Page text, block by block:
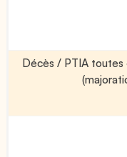
Décès / PTIA toutes